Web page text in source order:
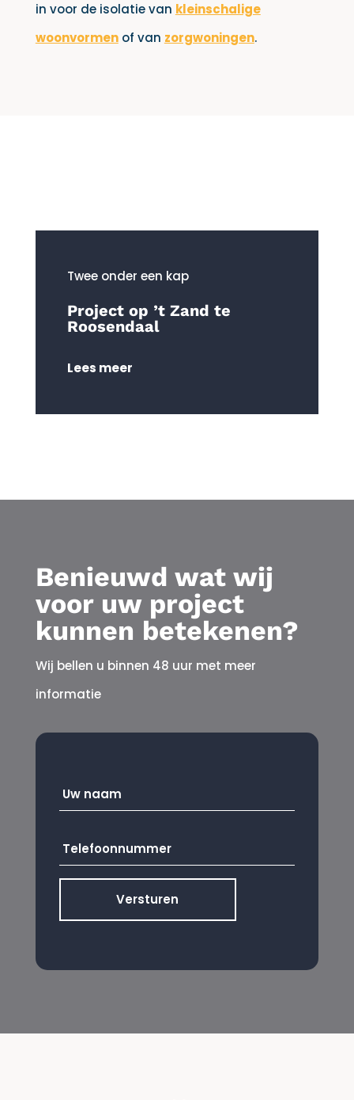
in voor de isolatie van kleinschalige
woonvormenof van zorgwoningen.
Twee onder een kap
Project op ’t Zand te
Roosendaal
Lees meer
Benieuwd wat wij
voor uw project
kunnen betekenen?
Wij bellen u binnen 48 uur met meer
informatie
naam *